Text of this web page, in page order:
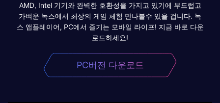
AMD, Intel 기기와 완벽한 호환성을 가지고 있기에 부드럽고
가벼운 녹스에서 최상의 게임 체험 만나볼수 있을 겁니다. 녹
스 앱플레이어, PC에서 즐기는 모바일 라이프! 지금 바로 다운
로드하세요!
PC버전 다운로드